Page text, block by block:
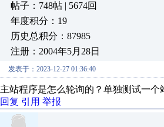
帖子：748帖 | 5674回
年度积分：19
历史总积分：87985
注册：2004年5月28日
发表于：2023-12-27 01:36:40
主站程序是怎么轮询的？单独测试一个
回复 引用 举报